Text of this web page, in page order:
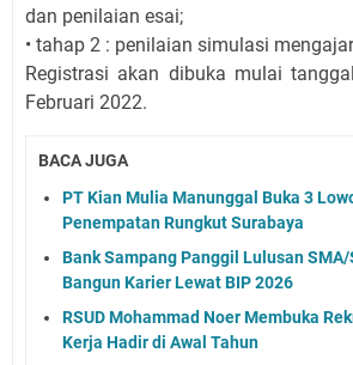
dan penilaian esai;
• tahap 2 : penilaian simulasi
Registrasi akan dibuka mulai
Februari 2022.
BACA JUGA
PT Kian Mulia Manunggal Buka 3
Penempatan Rungkut Surabaya
Bank Sampang Panggil Lulusan SMA/
Bangun Karier Lewat BIP 2026
RSUD Mohammad Noer Membuka
Kerja Hadir di Awal Tahun